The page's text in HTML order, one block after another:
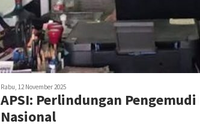
Rabu, 12 November 2025
APSI: Perlindungan
Nasional